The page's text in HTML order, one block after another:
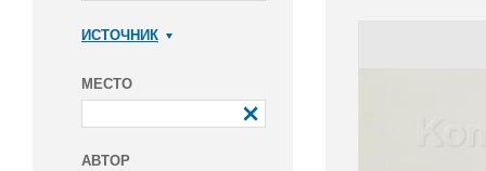
ИСТОЧНИК
МЕСТО
АВТОР